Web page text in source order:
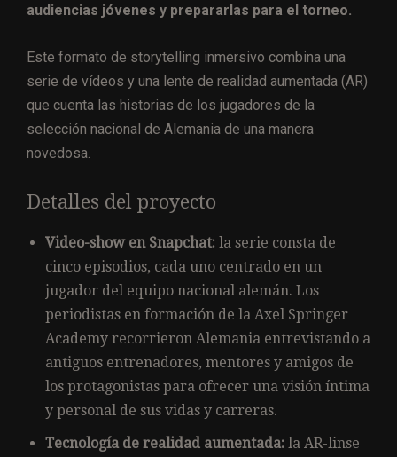
audiencias jóvenes y prepararlas para el torneo.
Este formato de storytelling inmersivo combina una
serie de vídeos y una lente de realidad aumentada (AR)
que cuenta las historias de los jugadores de la
selección nacional de Alemania de una manera
novedosa.
Detalles del proyecto
Video-show en Snapchat: la serie consta de
cinco episodios, cada uno centrado en un
jugador del equipo nacional alemán. Los
periodistas en formación de la Axel Springer
Academy recorrieron Alemania entrevistando a
antiguos entrenadores, mentores y amigos de
los protagonistas para ofrecer una visión íntima
y personal de sus vidas y carreras.
Tecnología de realidad aumentada: la AR-linse